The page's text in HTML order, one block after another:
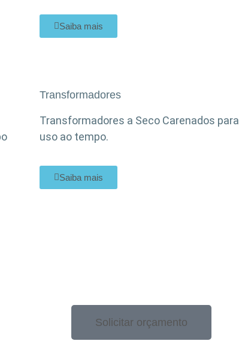
Saiba mais
Transformadores
Transformadores a Seco Carenados para
uso ao tempo.
Saiba mais
Solicitar orçamento